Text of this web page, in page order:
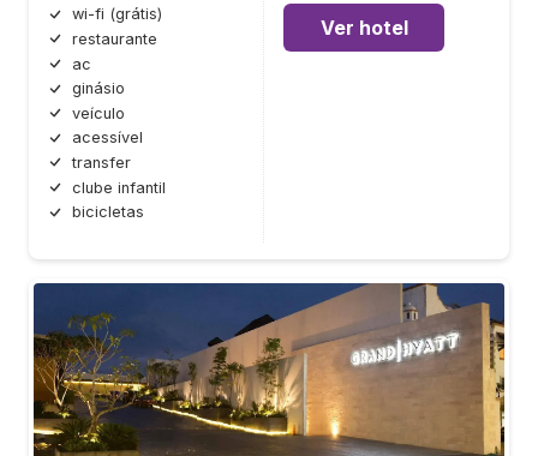
wi-fi (grátis)
restaurante
ac
ginásio
veículo
acessível
transfer
clube infantil
bicicletas
Ver hotel